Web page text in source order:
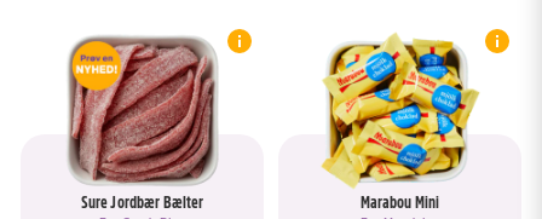
Sure Jordbær Bælter Marabou Mini